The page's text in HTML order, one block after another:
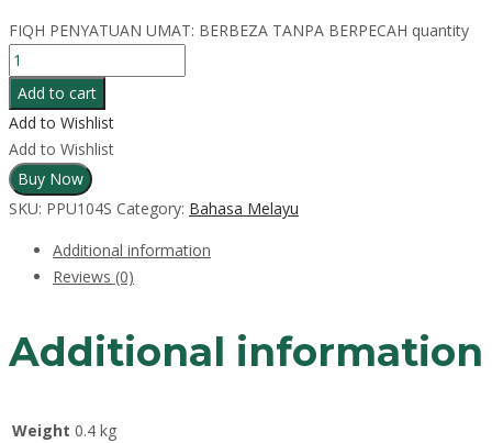
FIQH PENYATUAN UMAT: BERBEZA TANPA BERPECAH quantity
Add to cart
Add to Wishlist
Add to Wishlist
Buy Now
SKU: PPU104S Category: Bahasa Melayu
Additional information
Reviews (0)
Additional information
Weight 0.4 kg